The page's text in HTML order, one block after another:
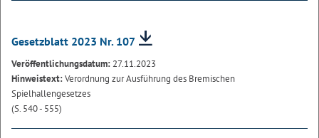
Gesetzblatt 2023 Nr. 107
Veröffentlichungsdatum: 27.11.2023
Hinweistext:Verordnung zur Ausführung des Bremischen
Spielhallengesetzes
(S. 540 - 555)